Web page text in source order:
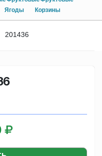
Ягоды Корзины
201436